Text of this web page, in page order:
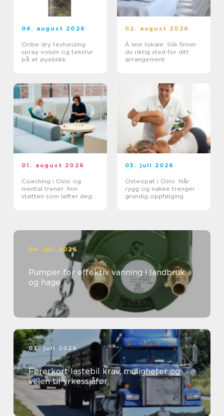
04. august 2026
Oribe dry texturizing
spray volum og tekstur
på et øyeblikk
02. august 2026
Å leie lokale: Slik finner
du riktig sted for ditt
arrangement
01. august 2026
Coaching i Oslo og
mental trener: finn
støtten som løfter deg
05. juli 2026
Osteopat i Oslo: Når
rygg og nakke trenger
grundig oppfølging
04. juli 2026
Pumper for effektiv vanning i landbruk
og hage
03. juli 2026
Førerkort lastebil krav, muligheter og
veien til yrkessjåfør